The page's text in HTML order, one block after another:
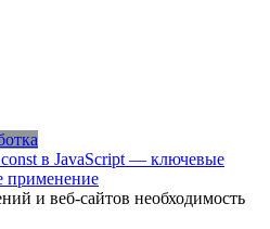
в JavaScript — ключевые
применение
и веб-сайтов необходимость